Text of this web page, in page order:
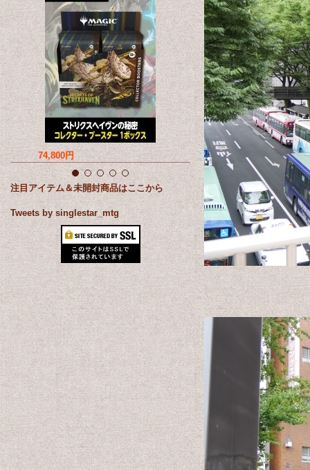
74,800円 69,800円
注目アイテム＆未開封商品はここから
Tweets by singlestar_mtg